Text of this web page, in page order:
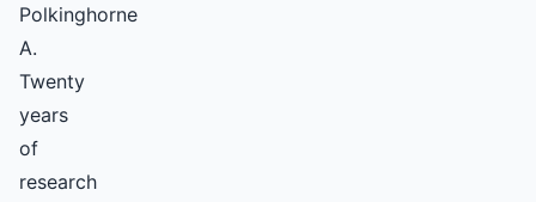
Polkinghorne
A.
Twenty
years
of
research